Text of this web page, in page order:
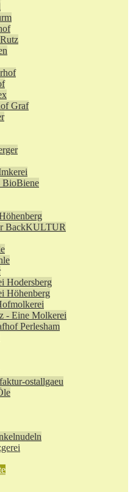
Graf
BioBiene
BackKULTUR
Hodersberg
Höhenberg
- Eine Molkerei
Perlesham
ostallgaeu